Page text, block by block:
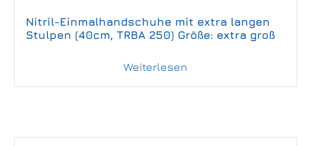
Nitril-Einmalhandschuhe mit extra langen
Stulpen (40cm, TRBA 250) Größe: extra groß
Weiterlesen